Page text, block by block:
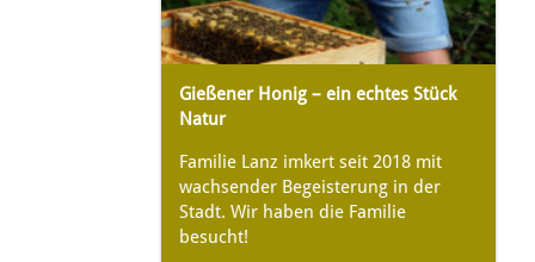
Gießener Honig – ein echtes Stück
Natur
Familie Lanz imkert seit 2018 mit
wachsender Begeisterung in der
Stadt. Wir haben die Familie
besucht!